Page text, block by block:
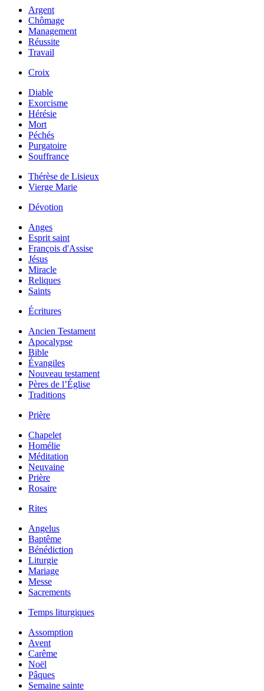
Argent
Chômage
Management
Réussite
Travail
Croix
Diable
Exorcisme
Hérésie
Mort
Péchés
Purgatoire
Souffrance
Thérèse de Lisieux
Vierge Marie
Dévotion
Anges
Esprit saint
François d'Assise
Jésus
Miracle
Reliques
Saints
Écritures
Ancien Testament
Apocalypse
Bible
Évangiles
Nouveau testament
Pères de l’Église
Traditions
Prière
Chapelet
Homélie
Méditation
Neuvaine
Prière
Rosaire
Rites
Angelus
Baptême
Bénédiction
Liturgie
Mariage
Messe
Sacrements
Temps liturgiques
Assomption
Avent
Carême
Noël
Pâques
Semaine sainte